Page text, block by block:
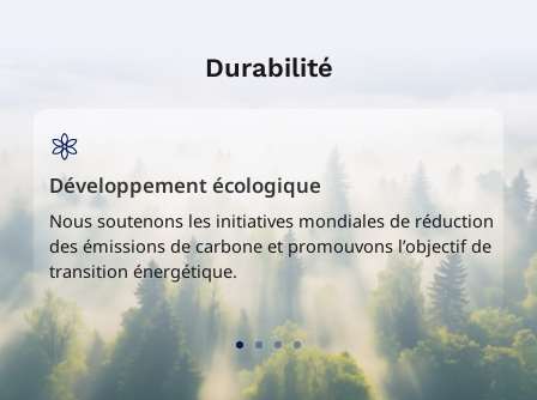
Durabilité
Production verte
Notre siège social et nos usines sont alimentés par de
l’énergie verte.